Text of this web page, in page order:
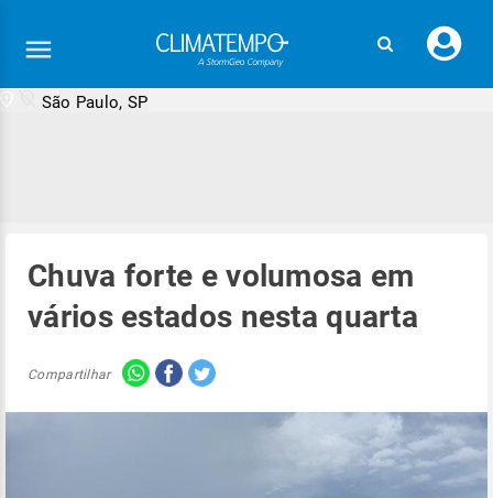
seu
São Paulo, SP
Chuva forte e volumosa em
vários estados nesta quarta
Compartilhar